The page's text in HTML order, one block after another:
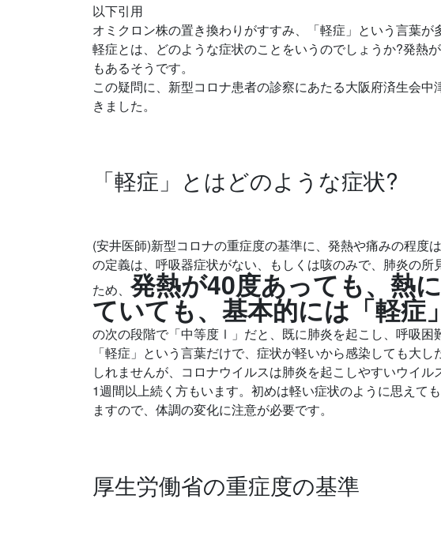
以下引用
オミクロン株の置き換わりがすすみ、「軽症」という言葉が
軽症とは、どのような症状のことをいうのでしょうか?発熱
もあるそうです。
この疑問に、新型コロナ患者の診察にあたる大阪府済生会
きました。
「軽症」とはどのような症状?
(安井医師)新型コロナの重症度の基準に、発熱や痛みの程度
の定義は、呼吸器症状がない、もしくは咳のみで、肺炎の
ため、 発熱が40度あっても、熱
ていても、基本的には「軽症
の次の段階で「中等度Ⅰ」だと、既に肺炎を起こし、呼吸困
「軽症」という言葉だけで、症状が軽いから感染しても大
しれませんが、コロナウイルスは肺炎を起こしやすいウイ
1週間以上続く方もいます。初めは軽い症状のように思えて
ますので、体調の変化に注意が必要です。
厚生労働省の重症度の基準